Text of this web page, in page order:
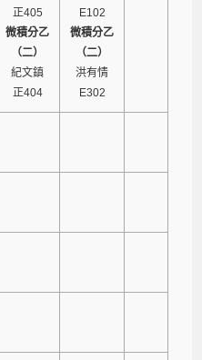
正405
微積分乙
（二）
紀文鎮
正404
E102
微積分乙
（二）
洪有情
E302